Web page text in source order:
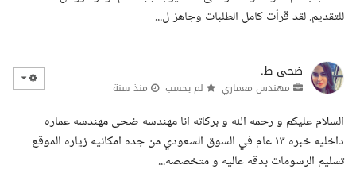
للتقديم. لقد قرأت كامل الطلبات وجاهز ل...
ضحى ط.
مهندس معماري لم يحسب منذ سنة
السلام عليكم و رحمه الله و بركاته انا مهندسه ضحى مهندسه عماره
داخليه خبره ١٣ عام في السوق السعودي من جده امكانيه زياره الموقع
تسليم الرسومات بدقه عاليه و متخصصه...